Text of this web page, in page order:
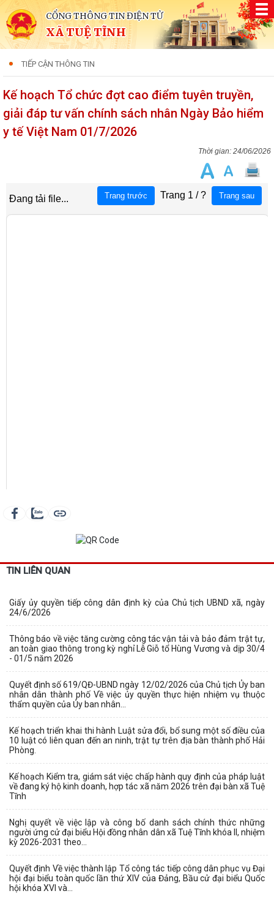
CỔNG THÔNG TIN ĐIỆN TỬ
XÃ TUỆ TĨNH
TIẾP CẬN THÔNG TIN
Kế hoạch Tổ chức đợt cao điểm tuyên truyền,
giải đáp tư vấn chính sách nhân Ngày Bảo hiểm
y tế Việt Nam 01/7/2026
24/06/2026
TIN LIÊN QUAN
Giấy ủy quyền tiếp công dân định kỳ của Chủ tịch UBND xã, ngày
24/6/2026
Thông báo về việc tăng cường công tác vận tải và bảo đảm trật tự,
an toàn giao thông trong kỳ nghỉ Lễ Giỗ tổ Hùng Vương và dịp 30/4
- 01/5 năm 2026
Quyết định số 619/QĐ-UBND ngày 12/02/2026 của Chủ tịch Ủy ban
nhân dân thành phố Về việc ủy quyền thực hiện nhiệm vụ thuộc
thẩm quyền của Ủy ban nhân...
Kế hoạch triển khai thi hành Luật sửa đổi, bổ sung một số điều của
10 luật có liên quan đến an ninh, trật tự trên địa bàn thành phố Hải
Phòng.
Kế hoạch Kiểm tra, giám sát việc chấp hành quy định của pháp luật
về đang ký hộ kinh doanh, hợp tác xã năm 2026 trên đại bàn xã Tuệ
Tĩnh
Nghị quyết về việc lập và công bố danh sách chính thức những
người ứng cử đại biểu Hội đồng nhân dân xã Tuệ Tĩnh khóa II, nhiệm
kỳ 2026-2031 theo...
Quyết định Về việc thành lập Tổ công tác tiếp công dân phục vụ Đại
hội đại biểu toàn quốc lần thứ XIV của Đảng, Bầu cử đại biểu Quốc
hội khóa XVI và...